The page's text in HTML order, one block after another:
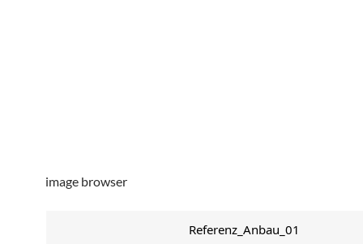
image browser
Referenz_Anbau_01